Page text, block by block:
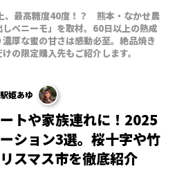
、最高糖度40度！？ 熊本・なかせ農
ベニーモ」を取材。60日以上の熟成
厚な蜜の甘さは感動必至。絶品焼き
の限定購入先もご紹介します。
姫あゆ
トや家族連れに！2025
ション3選。桜十字や竹
スマス市を徹底紹介